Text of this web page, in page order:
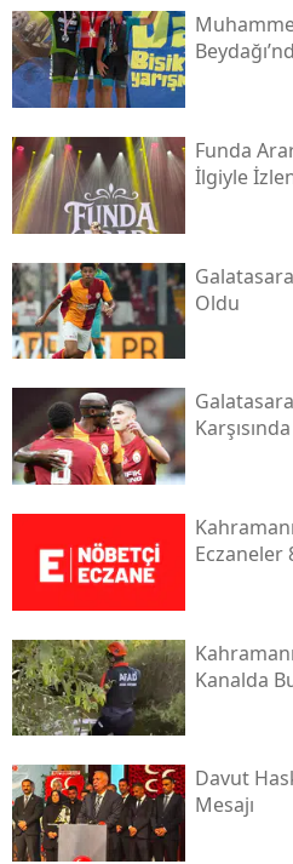
Funda
İlgiyle
Oldu
Eczaneler
Kanalda
Davut
Mesajı